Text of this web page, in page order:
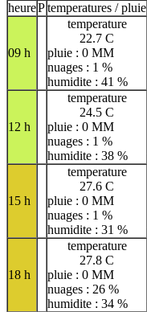
heurePtemperatures / pluie
09 h
temperature
22.7 C
pluie : 0 MM
nuages : 1 %
humidite : 41 %
12 h
temperature
24.5 C
pluie : 0 MM
nuages : 1 %
humidite : 38 %
15 h
temperature
27.6 C
pluie : 0 MM
nuages : 1 %
humidite : 31 %
18 h
temperature
27.8 C
pluie : 0 MM
nuages : 26 %
humidite : 34 %